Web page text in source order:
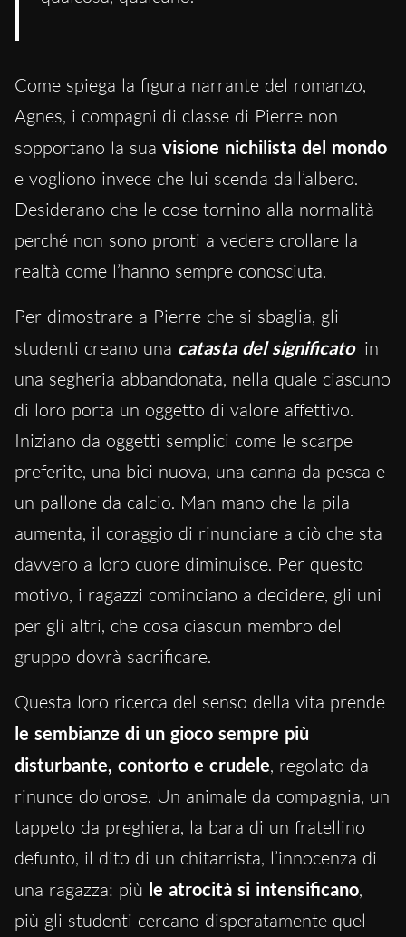
Come spiega la figura narrante del romanzo,
Agnes, i compagni di classe di Pierre non
sopportano la sua visione nichilista del mondo
e vogliono invece che lui scenda dall’albero.
Desiderano che le cose tornino alla normalità
perché non sono pronti a vedere crollare la
realtà come l’hanno sempre conosciuta.
Per dimostrare a Pierre che si sbaglia, gli
studenti creano una catasta del significato in
una segheria abbandonata, nella quale ciascuno
di loro porta un oggetto di valore affettivo.
Iniziano da oggetti semplici come le scarpe
preferite, una bici nuova, una canna da pesca e
un pallone da calcio. Man mano che la pila
aumenta, il coraggio di rinunciare a ciò che sta
davvero a loro cuore diminuisce. Per questo
motivo, i ragazzi cominciano a decidere, gli uni
per gli altri, che cosa ciascun membro del
gruppo dovrà sacrificare.
Questa loro ricerca del senso della vita prende
le sembianze di un gioco sempre più
disturbante, contorto e crudele, regolato da
rinunce dolorose. Un animale da compagnia, un
tappeto da preghiera, la bara di un fratellino
defunto, il dito di un chitarrista, l’innocenza di
una ragazza: più le atrocità si intensificano,
più gli studenti cercano disperatamente quel